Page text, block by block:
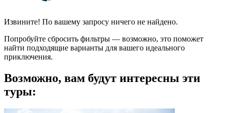
Извините! По вашему запросу ничего не найдено.
Попробуйте сбросить фильтры — возможно, это поможет
найти подходящие варианты для вашего идеального
приключения.
Возможно, вам будут интересны эти
туры: